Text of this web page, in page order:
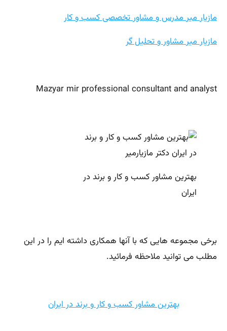
مازیار میر مدرس و مشاور تخصصی کسب و کار
مازیار میر مشاور و تحلیل گر
Mazyar mir professional consultant and analyst
بهترین مشاور کسب و کار و برند در
ایران
برخی مجموعه هایی که با آنها همکاری داشته ایم را در این
مطلب می توانید ملاحظه فرمائید.
بهترین مشاور کسب و کار و برند در ایران